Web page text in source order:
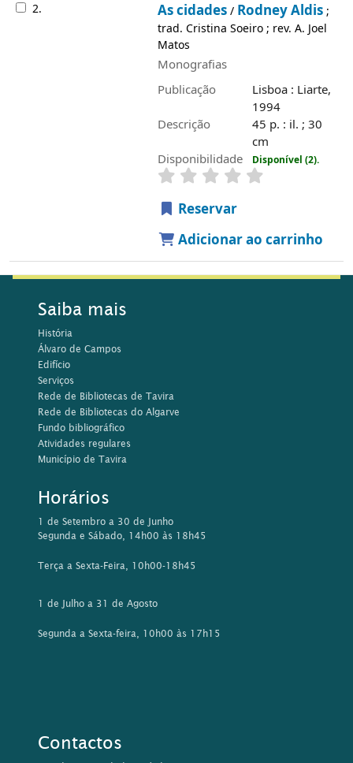
2. As cidades/ Rodney Aldis;
trad. Cristina Soeiro ; rev. A. Joel
Matos
Monografias
Publicação
Lisboa : Liarte,
1994
Descrição
45 p. : il. ; 30
cm
Disponibilidade
Disponível (2).
Reservar
Adicionar ao carrinho
Saiba mais
História
Álvaro de Campos
Edifício
Serviços
Rede de Bibliotecas de Tavira
Rede de Bibliotecas do Algarve
Fundo bibliográfico
Atividades regulares
Município de Tavira
Horários
1 de Setembro a 30 de Junho
Segunda e Sábado, 14h00 às 18h45
Terça a Sexta-Feira, 10h00-18h45
1 de Julho a 31 de Agosto
Segunda a Sexta-feira, 10h00 às 17h15
Contactos